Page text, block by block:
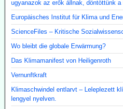
ugyanazok az erők állnak, döntöttünk
Europäisches Institut für Klima und
ScienceFiles – Kritische
Wo bleibt die globale Erwärmung?
Das Klimamanifest von Heiligenroth
Vernunftkraft
Klimaschwindel entlarvt – Leleplezett
lengyel nyelven.